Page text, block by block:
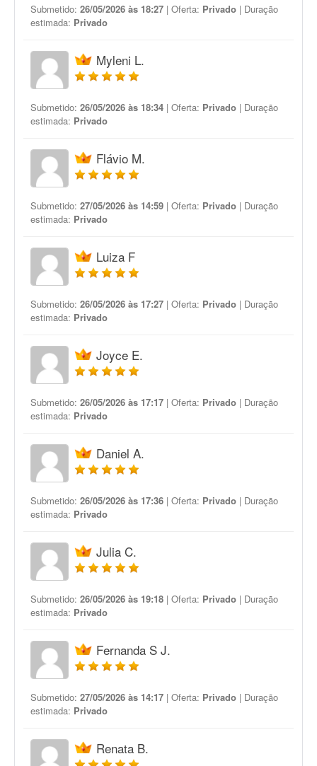
Submetido: 26/05/2026 às 18:27 | Oferta: Privado | Duração
estimada: Privado
Myleni L.
Submetido: 26/05/2026 às 18:34 | Oferta: Privado | Duração
estimada: Privado
Flávio M.
Submetido: 27/05/2026 às 14:59 | Oferta: Privado | Duração
estimada: Privado
Luiza F
Submetido: 26/05/2026 às 17:27 | Oferta: Privado | Duração
estimada: Privado
Joyce E.
Submetido: 26/05/2026 às 17:17 | Oferta: Privado | Duração
estimada: Privado
Daniel A.
Submetido: 26/05/2026 às 17:36 | Oferta: Privado | Duração
estimada: Privado
Julia C.
Submetido: 26/05/2026 às 19:18 | Oferta: Privado | Duração
estimada: Privado
Fernanda S J.
Submetido: 27/05/2026 às 14:17 | Oferta: Privado | Duração
estimada: Privado
Renata B.